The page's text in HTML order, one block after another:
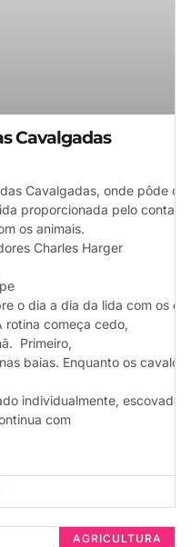
Cavalgadas
Cavalgadas, onde pôde
proporcionada pelo contato
os animais.
Charles Harger
o dia a dia da lida com os
rotina começa cedo,
Primeiro,
baias. Enquanto os
individualmente,
com
AGRICULTURA